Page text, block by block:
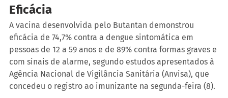
Eficácia
A vacina desenvolvida pelo Butantan demonstrou
eficácia de 74,7% contra a dengue sintomática em
pessoas de 12 a 59 anos e de 89% contra formas graves e
com sinais de alarme, segundo estudos apresentados à
Agência Nacional de Vigilância Sanitária (Anvisa), que
concedeu o registro ao imunizante na segunda-feira (8).